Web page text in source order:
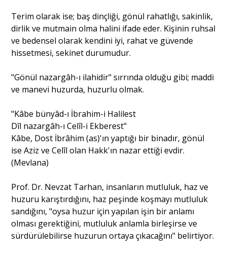
Terim olarak ise; baş dinçliği, gönül rahatlığı, sakinlik,
dirlik ve mutmain olma halini ifade eder. Kişinin ruhsal
ve bedensel olarak kendini iyi, rahat ve güvende
hissetmesi, sekinet durumudur.
"Gönül nazargâh-ı ilahidir" sırrında olduğu gibi; maddi
ve manevi huzurda, huzurlu olmak.
"Kâbe bünyâd-ı İbrahim-i Halilest
Dîl nazargâh-ı Celîl-i Ekberest"
Kâbe, Dost İbrâhim (as)'ın yaptığı bir binadır, gönül
ise Aziz ve Celîl olan Hakk'ın nazar ettiği evdir.
(Mevlana)
Prof. Dr. Nevzat Tarhan, insanların mutluluk, haz ve
huzuru karıştırdığını, haz peşinde koşmayı mutluluk
sandığını, "oysa huzur için yapılan işin bir anlamı
olması gerektiğini, mutluluk anlamla birleşirse ve
sürdürülebilirse huzurun ortaya çıkacağını" belirtiyor.